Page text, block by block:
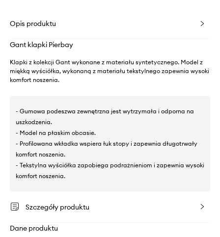
Opis produktu
Gant klapki Pierbay
Klapki z kolekcji Gant wykonane z materiału syntetycznego. Model z
miękką wyściółka, wykonaną z materiału tekstylnego zapewnia wysoki
komfort noszenia.
- Gumowa podeszwa zewnętrzna jest wytrzymała i odporna na
uszkodzenia.
- Model na płaskim obcasie.
- Profilowana wkładka wspiera łuk stopy i zapewnia długotrwały
komfort noszenia.
- Tekstylna wyściółka zapobiega podrażnieniom i zapewnia wysoki
komfort noszenia.
Szczegóły produktu
Dane produktu